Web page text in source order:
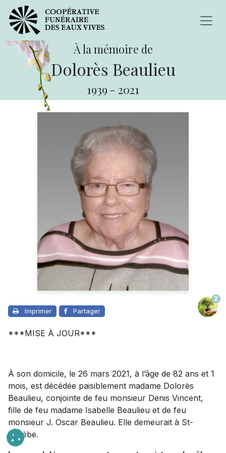
À la mémoire de
Dolorès Beaulieu
1939 - 2021
Imprimer Partager
2
***MISE À JOUR***
À son domicile, le 26 mars 2021, à l’âge de 82 ans et 1
mois, est décédée paisiblement madame Dolorès
Beaulieu, conjointe de feu monsieur Denis Vincent,
fille de feu madame Isabelle Beaulieu et de feu
monsieur J. Oscar Beaulieu. Elle demeurait à St-
Eusèbe.